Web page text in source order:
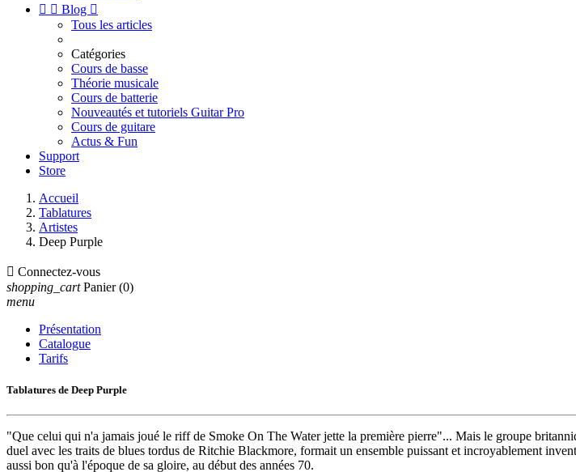
  Blog 
Tous les articles
Catégories
Cours de basse
Théorie musicale
Cours de batterie
Nouveautés et tutoriels Guitar Pro
Cours de guitare
Actus & Fun
Support
Store
Accueil
Tablatures
Artistes
Deep Purple
 Connectez-vous
shopping_cart Panier (0)
menu
Présentation
Catalogue
Tarifs
Tablatures de Deep Purple
"Que celui qui n'a jamais joué le riff de Smoke On The Water jette la première pierre"... Mais le groupe
duel avec les traits de blues tordus de Ritchie Blackmore, formait un ensemble puissant et incroyablement
aussi bon qu'à l'époque de sa gloire, au début des années 70.